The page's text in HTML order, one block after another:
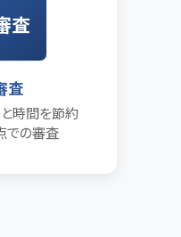
査
査
時間を節約
での審査